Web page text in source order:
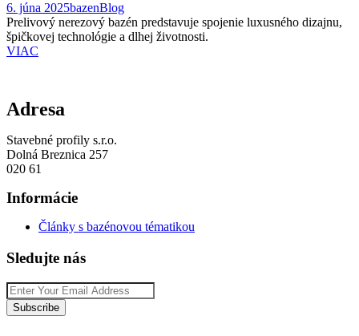
6. júna 2025bazenBlog
Prelivový nerezový bazén predstavuje spojenie luxusného dizajnu,
špičkovej technológie a dlhej životnosti.
VIAC
Adresa
Stavebné profily s.r.o.
Dolná Breznica 257
020 61
Informácie
Články s bazénovou tématikou
Sledujte nás